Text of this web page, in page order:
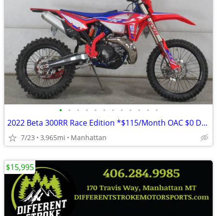
• • • • • • • • • • • •
2022 Beta 300RR Race Edition *$115/Month OAC $0 Down*
7/23 3,965mi Manhattan
$15,995